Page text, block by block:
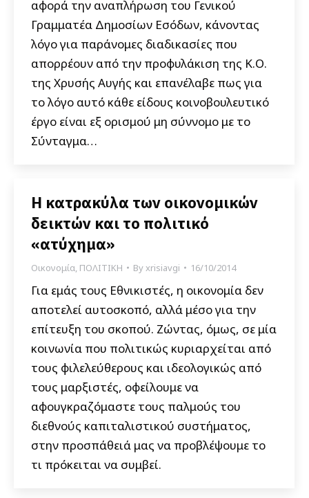
αφορά την αναπλήρωση του Γενικού
Γραμματέα Δημοσίων Εσόδων, κάνοντας
λόγο για παράνομες διαδικασίες που
απορρέουν από την προφυλάκιση της Κ.Ο.
της Χρυσής Αυγής και επανέλαβε πως για
το λόγο αυτό κάθε είδους κοινοβουλευτικό
έργο είναι εξ ορισμού μη σύννομο με το
Σύνταγμα…
Η κατρακύλα των οικονομικών
δεικτών και το πολιτικό
«ατύχημα»
Οικονομία, ΠΟΛΙΤΙΚΗ Byxrisiavgi 16/10/2014
Για εμάς τους Εθνικιστές, η οικονομία δεν
αποτελεί αυτοσκοπό, αλλά μέσο για την
επίτευξη του σκοπού. Ζώντας, όμως, σε μία
κοινωνία που πολιτικώς κυριαρχείται από
τους φιλελεύθερους και ιδεολογικώς από
τους μαρξιστές, οφείλουμε να
αφουγκραζόμαστε τους παλμούς του
διεθνούς καπιταλιστικού συστήματος,
στην προσπάθειά μας να προβλέψουμε το
τι πρόκειται να συμβεί.